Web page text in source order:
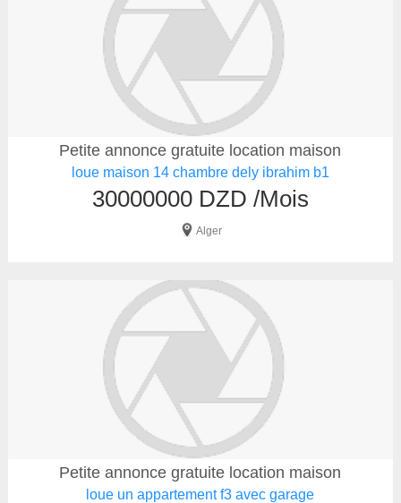
Petite annonce gratuite location maison
loue maison 14 chambre dely ibrahim b1
30000000 DZD /Mois
Alger
Petite annonce gratuite location maison
loue un appartement f3 avec garage